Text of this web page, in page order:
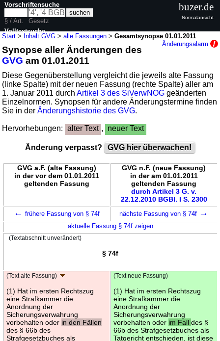
Start > Inhalt GVG >alle Fassungen >Gesamtsynopse 01.01.2011
Änderungsalarm
Synopse aller Änderungen des
GVG am 01.01.2011
Diese Gegenüberstellung vergleicht die jeweils alte Fassung
(linke Spalte) mit der neuen Fassung (rechte Spalte) aller am
1. Januar 2011 durchArtikel 3 des SiVerwNOG geänderten
Einzelnormen. Synopsen für andere Änderungstermine finden
Sie in derÄnderungshistorie des GVG.
Hervorhebungen: alter Text , neuer Text
Änderung verpasst? GVG hier überwachen!
GVG a.F. (alte Fassung)
in der vor dem 01.01.2011
geltenden Fassung
GVG n.F. (neue Fassung)
in der am 01.01.2011
geltenden Fassung
durch Artikel 3 G. v.
22.12.2010 BGBl. I S. 2300
← frühere Fassung von § 74f nächste Fassung von § 74f →
aktuelle Fassung § 74f zeigen
(Textabschnitt unverändert)
§ 74f
(Text alte Fassung)
(1) Hat im ersten Rechtszug
eine Strafkammer die
Anordnung der
Sicherungsverwahrung
vorbehalten oder in den Fällen
des § 66b des
Strafgesetzbuches als
(Text neue Fassung)
(1) Hat im ersten Rechtszug
eine Strafkammer die
Anordnung der
Sicherungsverwahrung
vorbehalten oder im Fall des §
66b des Strafgesetzbuches als
Tatgericht entschieden, ist diese
Vorschriftensuche
§ / Art.
Gesetz
Volltextsuche
nur in GVG
buzer.de
Normalansicht